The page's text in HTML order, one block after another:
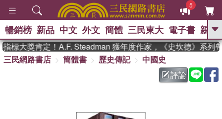
5
GO
熱搜： 東野圭吾 、 高希均教授回憶錄
父親節 、 如果歷
暑期推薦 、 國際布克
偉大的迷走神經
暢銷榜 新品 中文 外文 簡體 三民東大 電子書 親子
標大獎肯定！A.F. Steadman 獲年度作家，《史坎德》系列帶
三民網路書店
簡體書 歷史傳記
中國史
評論